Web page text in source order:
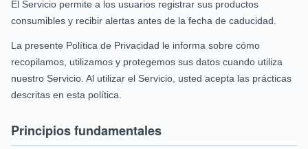
El Servicio permite a los usuarios registrar sus productos
consumibles y recibir alertas antes de la fecha de caducidad.
La presente Política de Privacidad le informa sobre cómo
recopilamos, utilizamos y protegemos sus datos cuando utiliza
nuestro Servicio. Al utilizar el Servicio, usted acepta las prácticas
descritas en esta política.
Principios fundamentales